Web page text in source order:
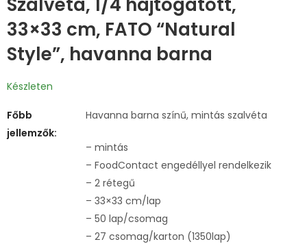
33×33 cm, FATO “Natural
Style”, havanna barna
Készleten
Főbb
jellemzők:
Havanna barna színű, mintás szalvéta
– mintás
– FoodContact engedéllyel rendelkezik
– 2 rétegű
– 33×33 cm/lap
– 50 lap/csomag
– 27 csomag/karton (1350lap)